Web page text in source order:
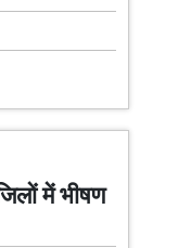
में भीषण